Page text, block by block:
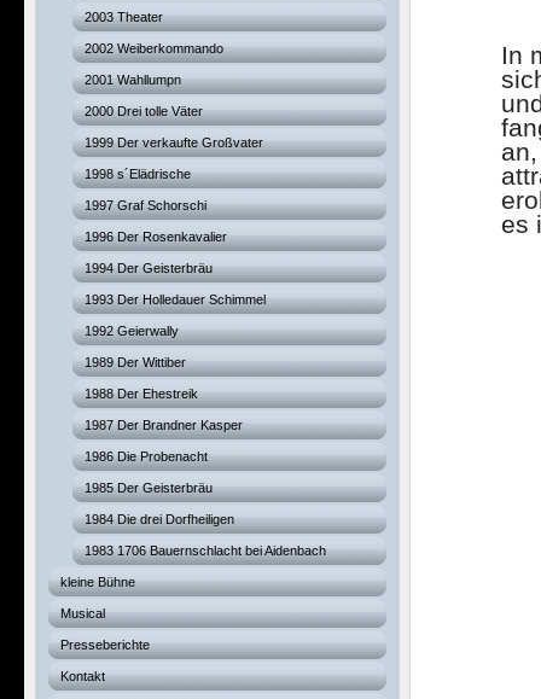
2003 Theater
2002 Weiberkommando
2001 Wahllumpn
2000 Drei tolle Väter
1999 Der verkaufte Großvater
1998 s´Elädrische
1997 Graf Schorschi
1996 Der Rosenkavalier
1994 Der Geisterbräu
1993 Der Holledauer Schimmel
1992 Geierwally
1989 Der Wittiber
1988 Der Ehestreik
1987 Der Brandner Kasper
1986 Die Probenacht
1985 Der Geisterbräu
1984 Die drei Dorfheiligen
1983 1706 Bauernschlacht bei Aidenbach
kleine Bühne
Musical
Presseberichte
Kontakt
In
es